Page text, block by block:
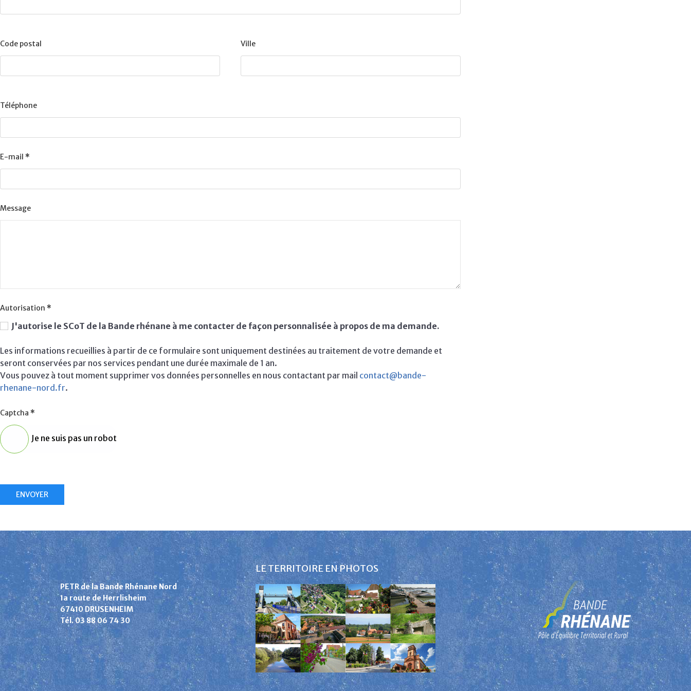
Code postal Ville
Téléphone
E-mail *
Message
Autorisation *
J'autorise le SCoT de la Bande rhénane à me contacter de façon personnalisée à propos de ma demande.
Les informations recueillies à partir de ce formulaire sont uniquement destinées au traitement de votre demande et
seront conservées par nos services pendant une durée maximale de 1 an.
Vous pouvez à tout moment supprimer vos données personnelles en nous contactant par mail contact@bande-
rhenane-nord.fr.
Captcha *
Je ne suis pas un robot
ENVOYER
PETR de la Bande Rhénane Nord
1a route de Herrlisheim
67410 DRUSENHEIM
Tél. 03 88 06 74 30
LE TERRITOIRE EN PHOTOS